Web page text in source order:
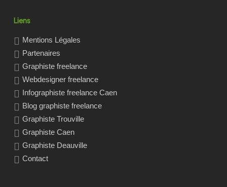
Liens
Mentions Légales
Partenaires
Graphiste freelance
Webdesigner freelance
Infographiste freelance Caen
Blog graphiste freelance
Graphiste Trouville
Graphiste Caen
Graphiste Deauville
Contact